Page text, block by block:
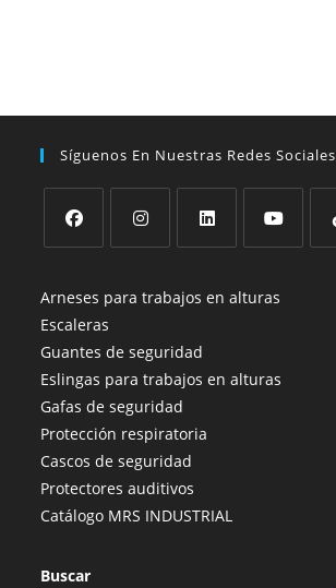
Síguenos En Nuestras Redes Sociales
abre
en
una
nueva
pestaña
abre
una
nueva
pestaña
abre
una
nueva
pestaña
abre
nueva
Arneses para trabajos en alturas
Escaleras
Guantes de seguridad
Eslingas para trabajos en alturas
Gafas de seguridad
Protección respiratoria
Cascos de seguridad
Protectores auditivos
Catálogo MRS INDUSTRIAL
Buscar